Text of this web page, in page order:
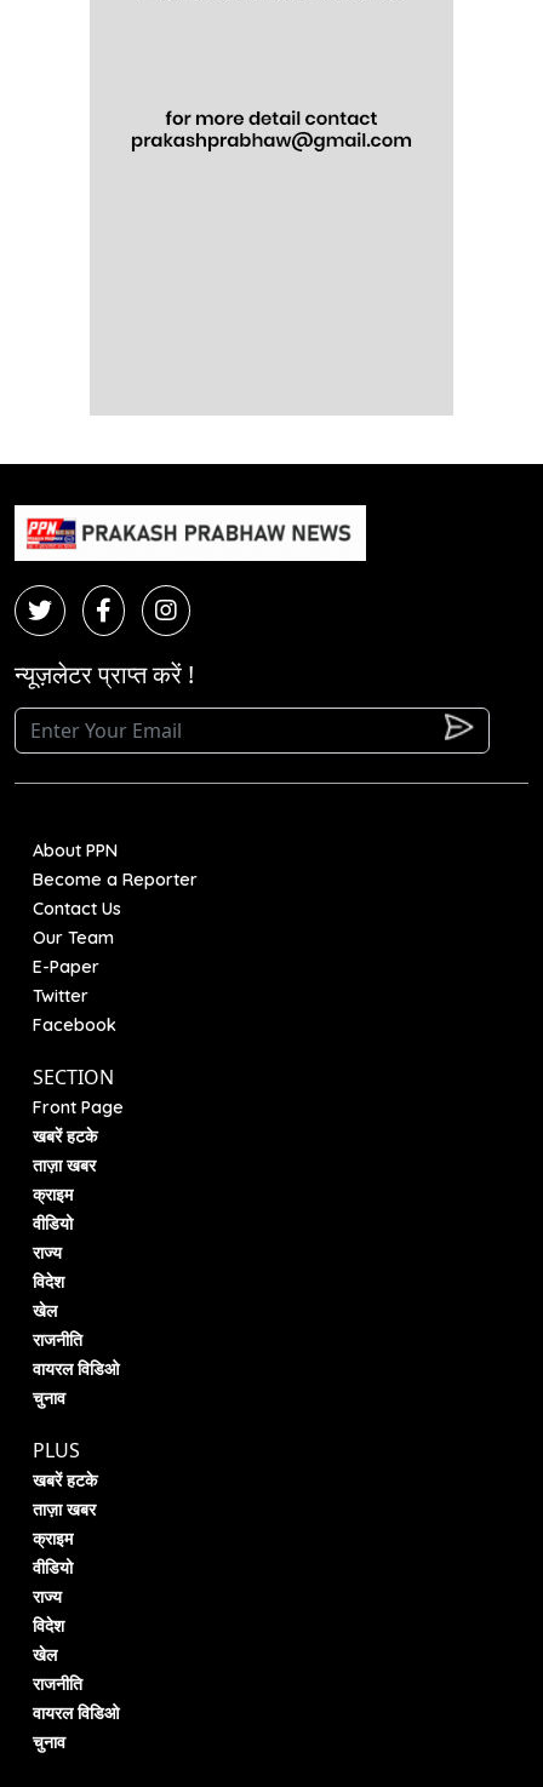
न्यूज़लेटर प्राप्त करें !
About PPN
Become a Reporter
Contact Us
Our Team
E-Paper
Twitter
Facebook
SECTION
Front Page
खबरें हटके
ताज़ा खबर
क्राइम
वीडियो
राज्य
विदेश
खेल
राजनीति
वायरल विडिओ
चुनाव
PLUS
खबरें हटके
ताज़ा खबर
क्राइम
वीडियो
राज्य
विदेश
खेल
राजनीति
वायरल विडिओ
चुनाव